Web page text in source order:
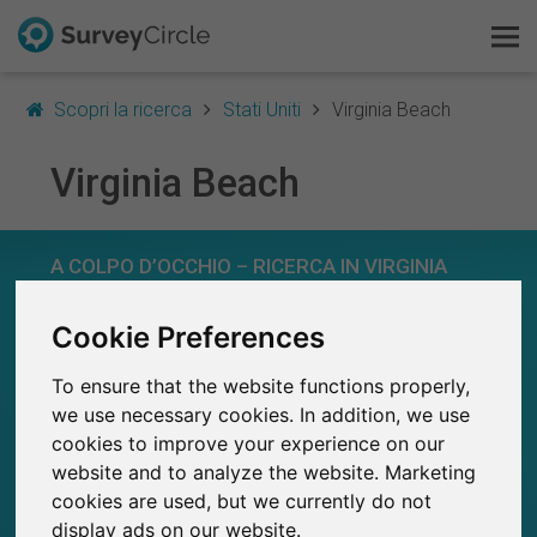
Cookie Preferences
To ensure that the website functions properly,
we use necessary cookies. In addition, we use
cookies to improve your experience on our
website and to analyze the website. Marketing
cookies are used, but we currently do not
display ads on our website.
Scopri la ricerca Stati Uniti Virginia Beach
Virginia Beach
A COLPO D’OCCHIO – RICERCA IN VIRGINIA
29
Studi pubblicati in precedenza su
SurveyCircle
1
Studi attualmente pubblicati su SurveyCircle
Survey Ranking
Scopri la ricerca
FAQ
Registrati gratis
Accedi